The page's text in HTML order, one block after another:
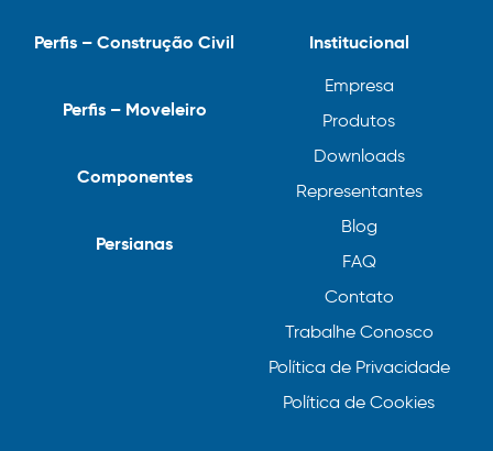
Institucional
Empresa
Produtos
Downloads
Representantes
Blog
FAQ
Contato
Trabalhe Conosco
Política de Privacidade
Política de Cookies
Perfis – Construção Civil
Perfis – Moveleiro
Componentes
Persianas